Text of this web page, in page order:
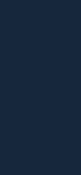
）
ます）
開きます）